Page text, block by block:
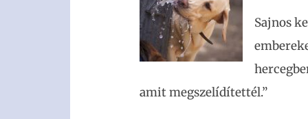
Sajnos
amit megszelídítettél.”